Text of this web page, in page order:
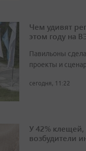
Чем удивят
этом году на
Павильоны
проекты и
сегодня, 11:22
У 42%
возбудители